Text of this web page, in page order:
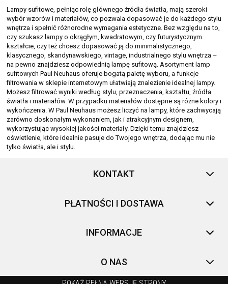
Lampy sufitowe, pełniąc rolę głównego źródła światła, mają szeroki
wybór wzorów i materiałów, co pozwala dopasować je do każdego stylu
wnętrza i spełnić różnorodne wymagania estetyczne. Bez względu na to,
czy szukasz lampy o okrągłym, kwadratowym, czy futurystycznym
kształcie, czy też chcesz dopasować ją do minimalistycznego,
klasycznego, skandynawskiego, vintage, industrialnego stylu wnętrza –
na pewno znajdziesz odpowiednią lampę sufitową. Asortyment lamp
sufitowych Paul Neuhaus oferuje bogatą paletę wyboru, a funkcje
filtrowania w sklepie internetowym ułatwiają znalezienie idealnej lampy.
Możesz filtrować wyniki według stylu, przeznaczenia, kształtu, źródła
światła i materiałów. W przypadku materiałów dostępne są różne kolory i
wykończenia. W Paul Neuhaus możesz liczyć na lampy, które zachwycają
zarówno doskonałym wykonaniem, jak i atrakcyjnym designem,
wykorzystując wysokiej jakości materiały. Dzięki temu znajdziesz
oświetlenie, które idealnie pasuje do Twojego wnętrza, dodając mu nie
tylko światła, ale i stylu.
KONTAKT
PŁATNOŚCI I DOSTAWA
INFORMACJE
O NAS